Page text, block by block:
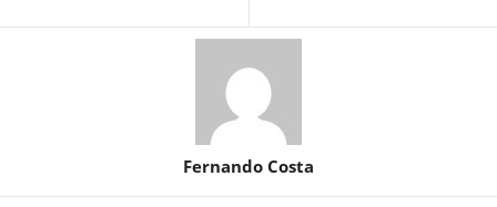
Fernando Costa